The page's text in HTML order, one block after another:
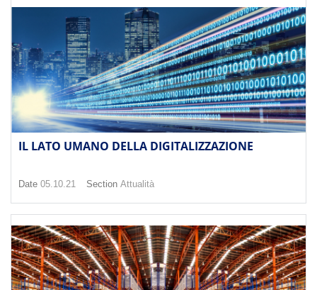
IL LATO UMANO DELLA DIGITALIZZAZIONE
Date 05.10.21 Section Attualità